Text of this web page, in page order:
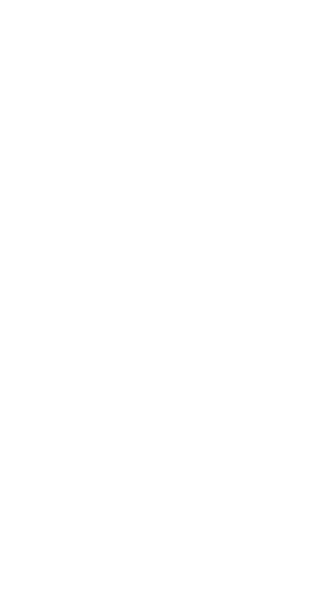
连接和垃圾邮件的攻击，响应缓慢，请各位